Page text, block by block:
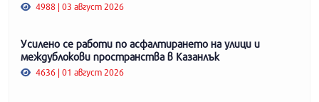
4988 | 03 август 2026
Усилено се работи по асфалтирането на улици и
междублокови пространства в Казанлък
4636 | 01 август 2026